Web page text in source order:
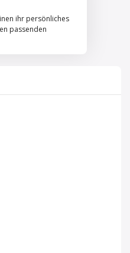
ihr persönliches
passenden